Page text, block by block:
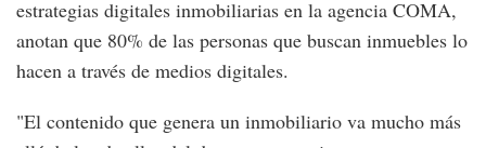
estrategias digitales inmobiliarias en la agencia COMA,
anotan que 80% de las personas que buscan inmuebles lo
hacen a través de medios digitales.
"El contenido que genera un inmobiliario va mucho más